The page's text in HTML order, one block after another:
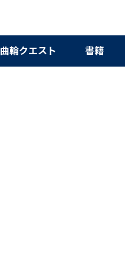
曲輪クエスト 書籍